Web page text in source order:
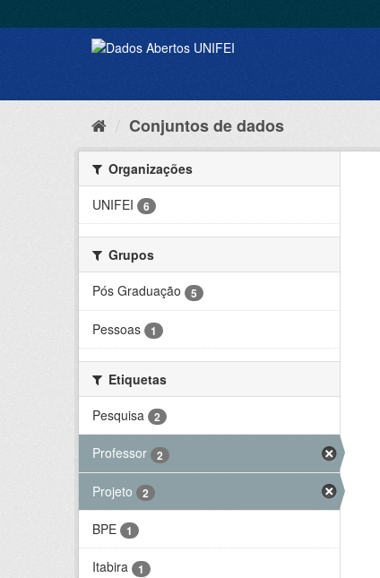
Conjuntos de dados
Organizações
UNIFEI
6
Grupos
Pós Graduação
5
Pessoas 1
Etiquetas
Pesquisa
2
Professor 2
Projeto 2
BPE 1
Itabira 1